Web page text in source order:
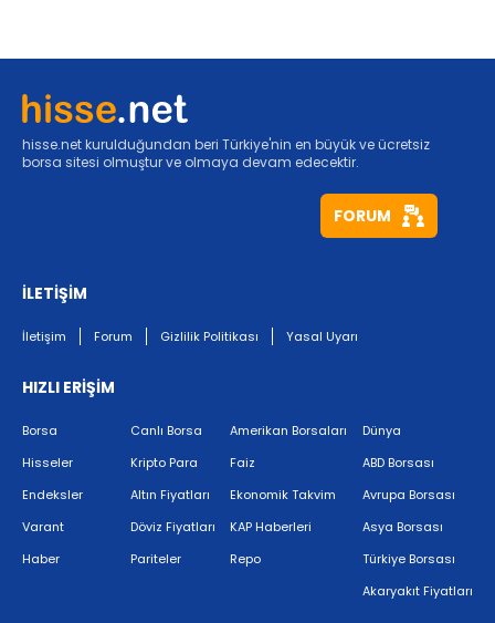
hisse.net kurulduğundan beri Türkiye'nin en büyük ve ücretsiz
borsa sitesi olmuştur ve olmaya devam edecektir.
FORUM
İLETİŞİM
İletişim Forum Gizlilik Politikası Yasal Uyarı
HIZLI ERİŞİM
Borsa
Hisseler
Endeksler
Varant
Haber
Canlı Borsa
Kripto Para
Altın Fiyatları
Döviz Fiyatları
Pariteler
Amerikan Borsaları
Faiz
Ekonomik Takvim
KAP Haberleri
Repo
Dünya
ABD Borsası
Avrupa Borsası
Asya Borsası
Türkiye Borsası
Akaryakıt Fiyatları